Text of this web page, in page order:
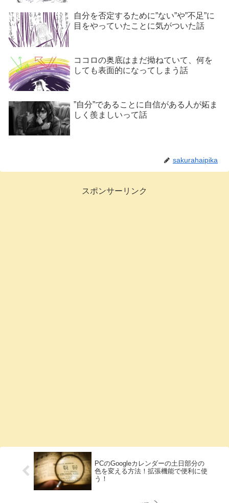
自分を否定するために”ない”や”不足”に
目をやっていたことに気がついた話
ココロの奥底はまだ拗ねていて、何を
しても表面的になってしまう話
”自分”であることに自信がある人が妬ま
しく羨ましいって話
sakurahaipika
スポンサーリンク
PCのGoogleカレンダーの土日部分の
色を変える方法！拡張機能で便利に使
う！